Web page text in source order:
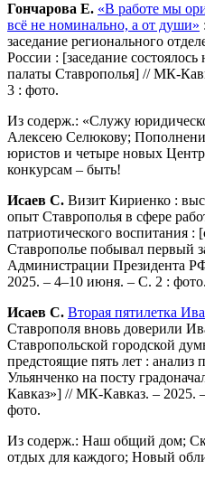
Гончарова Е. «В работе мы
всё не номинально, а от души»
заседание регионального
России : [заседание
палаты Ставрополья] // МК-
3 : фото.
Из содерж.: «Служу
Алексею Селюкову;
юристов и четыре новых
конкурсам – быть!
Исаев С. Визит Кириенко :
опыт Ставрополья в сфере
патриотического воспитания :
Ставрополье побывал первый
Администрации Президента
2025. – 4–10 июня. – С. 2 : фото.
Исаев С. Вторая пятилетка
Ставрополя вновь доверили
Ставропольской городской
предстоящие пять лет : анализ
Ульянченко на посту
Кавказ»] // МК-Кавказ. – 2025.
фото.
Из содерж.: Наш общий дом;
отдых для каждого; Новый